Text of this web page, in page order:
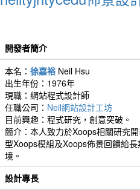
開發者簡介
本名： 徐嘉裕 Neil Hsu
出生年份：1976年
現職：網站程式設計師
任職公司： Neil網站設計工坊
目前興趣：程式研究，創意突破。
簡介：本人致力於Xoops相關研究
型Xoops模組及Xoops佈景回饋給
境。
設計專長